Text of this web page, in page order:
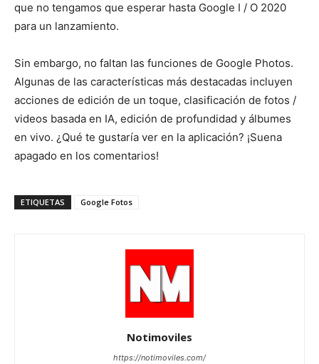
que no tengamos que esperar hasta Google I / O 2020
para un lanzamiento.
Sin embargo, no faltan las funciones de Google Photos.
Algunas de las características más destacadas incluyen
acciones de edición de un toque, clasificación de fotos /
videos basada en IA, edición de profundidad y álbumes
en vivo. ¿Qué te gustaría ver en la aplicación? ¡Suena
apagado en los comentarios!
ETIQUETAS Google Fotos
Notimoviles
https://notimoviles.com/